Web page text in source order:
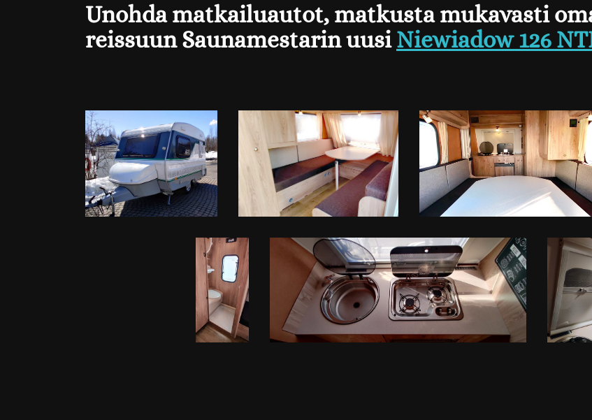
Unohda matkailuautot, matkusta mukavasti
reissuun Saunamestarin uusiNiewiadow 126